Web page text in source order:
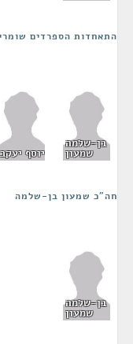
התאחדות הספרדים
בן-שלמה
שמעון יוסף יעקב
חה"כ שמעון בן-שלמה
בן-שלמה
שמעון